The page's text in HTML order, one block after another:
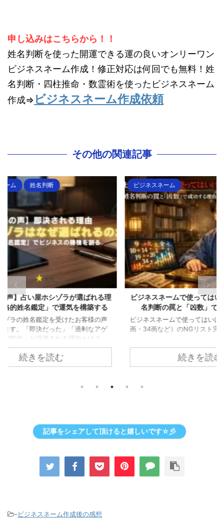
申し込みはこちらから！！
姓名判断を使った開運できる運の良いオンリーワン
ビジネスネーム作成！修正対応は何回でも無料！姓
名判断・四柱推命・数霊術を使ったビジネスネーム
作成⇒ ビジネスネーム作成依頼
その他の関連記事
れる理
する
の声
アゲ
？
ビジネスネーム
ビジネスネームで使ってはいけない画数！姓
名判断の罠と「凶数」で成功する理由
ビジネスネームで使ってはいけない画数（19
画・34画など）のNGリスト完全版！
ビジネ
【姓名
たら？
起業や
記事をシェアして頂けると嬉しいです☆彡
-ビジネスネーム作成後の感想